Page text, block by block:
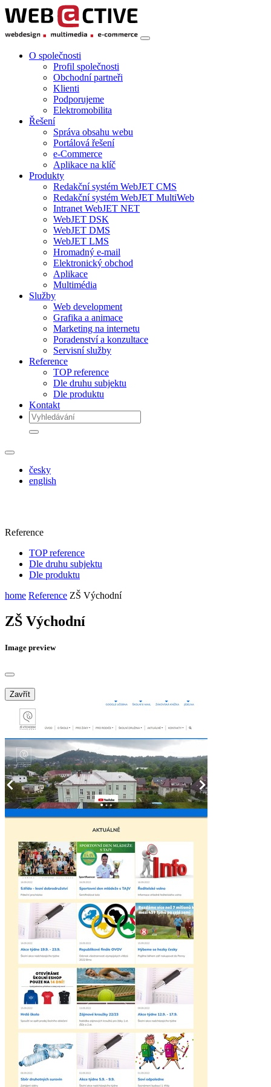
O společnosti
Profil společnosti
Obchodní partneři
Klienti
Podporujeme
Elektromobilita
Řešení
Správa obsahu webu
Portálová řešení
e-Commerce
Aplikace na klíč
Produkty
Redakční systém WebJET CMS
Redakční systém WebJET MultiWeb
Intranet WebJET NET
WebJET DSK
WebJET DMS
WebJET LMS
Hromadný e-mail
Elektronický obchod
Aplikace
Multimédia
Služby
Web development
Grafika a animace
Marketing na internetu
Poradenství a konzultace
Servisní služby
Reference
TOP reference
Dle druhu subjektu
Dle produktu
Kontakt
česky
english
Reference
TOP reference
Dle druhu subjektu
Dle produktu
home Reference ZŠ Východní
ZŠ Východní
Image preview
Zavřít